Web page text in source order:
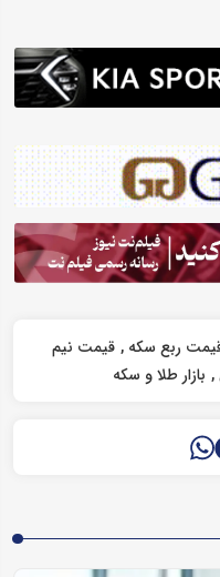
ربع سکه قیمت نیم
بازار طلا و سکه